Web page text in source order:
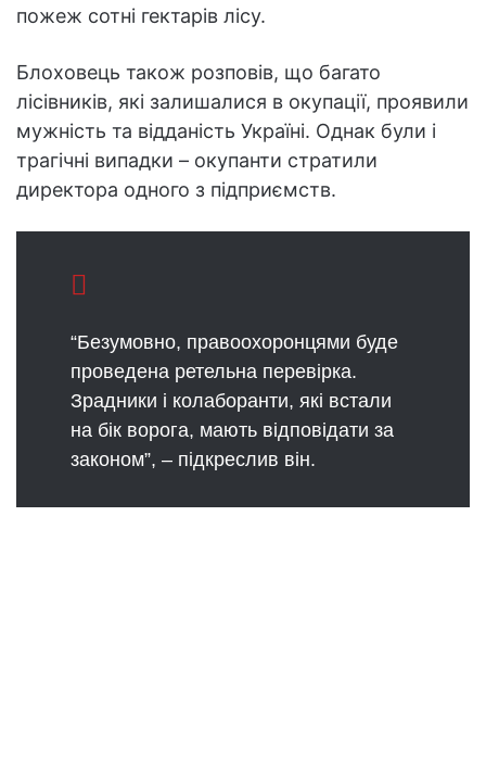
пожеж сотні гектарів лісу.
Блоховець також розповів, що багато
лісівників, які залишалися в окупації, проявили
мужність та відданість Україні. Однак були і
трагічні випадки – окупанти стратили
директора одного з підприємств.
“Безумовно, правоохоронцями буде
проведена ретельна перевірка.
Зрадники і колаборанти, які встали
на бік ворога, мають відповідати за
законом”, – підкреслив він.